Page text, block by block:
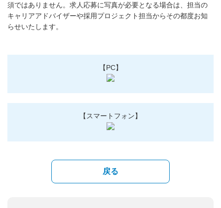
須ではありません。求人応募に写真が必要となる場合は、担当の
キャリアアドバイザーや採用プロジェクト担当からその都度お知
らせいたします。
【PC】
【スマートフォン】
戻る